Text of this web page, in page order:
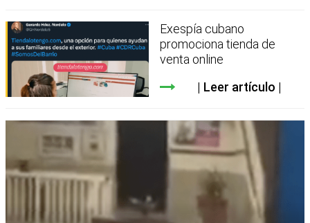
Exespía cubano
promociona tienda de
venta online
Leer artículo